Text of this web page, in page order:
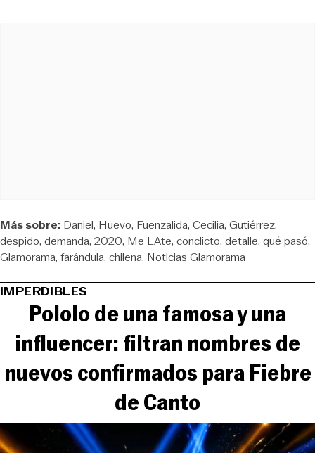
Más sobre: Daniel Huevo Fuenzalida Cecilia Gutiérrez
despido demanda 2020 Me LAte conclicto detalle qué pasó
Glamorama farándula chilena Noticias Glamorama
IMPERDIBLES
Pololo de una famosa y una
influencer: filtran nombres de
nuevos confirmados para Fiebre
de Canto